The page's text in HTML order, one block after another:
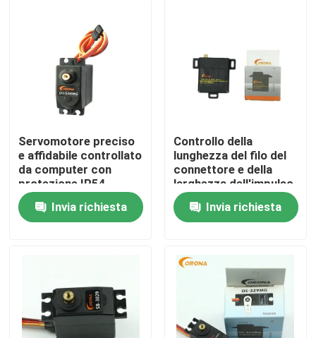
Prodotti
Servomotore preciso
e affidabile controllato
da computer con
protezione IP54
Invia richiesta
Controllo della
lunghezza del filo del
connettore e della
larghezza dell'impulso
Invia richiesta